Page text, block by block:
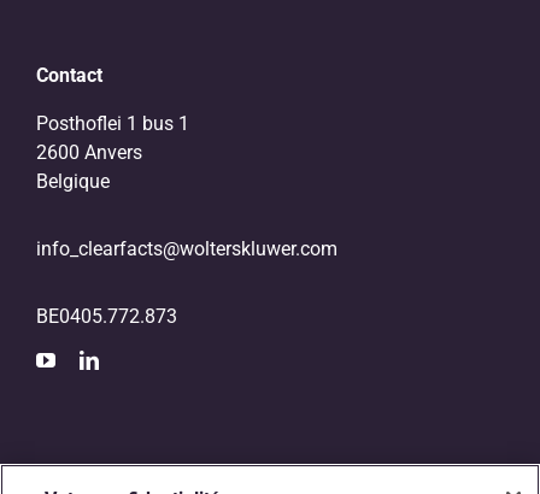
Contact
Posthoflei 1 bus 1
2600 Anvers
Belgique
info_clearfacts@wolterskluwer.com
BE0405.772.873